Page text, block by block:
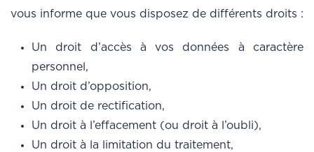
vous informe que vous disposez de différents droits :
Un droit d’accès à vos données à caractère
personnel,
Un droit d’opposition,
Un droit de rectification,
Un droit à l’effacement (ou droit à l’oubli),
Un droit à la limitation du traitement,